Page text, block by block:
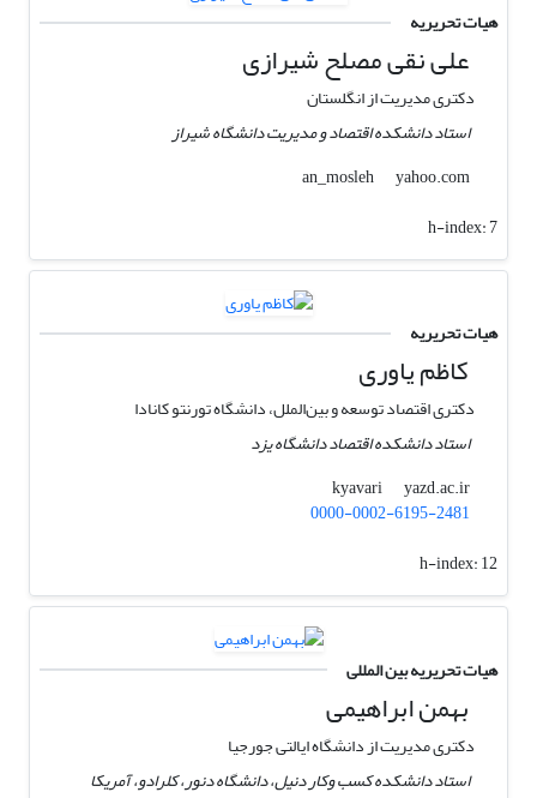
هیات تحریریه
علی نقی مصلح شیرازی
دکتری مدیریت از انگلستان
استاد دانشکده اقتصاد و مدیریت دانشگاه شیراز
an_mosleh
yahoo.com
h-index:7
هیات تحریریه
کاظم یاوری
دکتری اقتصاد توسعه و بین‌الملل، دانشگاه تورنتو کانادا
استاد دانشکده اقتصاد دانشگاه یزد
kyavari
yazd.ac.ir
0000-0002-6195-2481
h-index:12
هیات تحریریه بین المللی
بهمن ابراهیمی
دکتری مدیریت از دانشگاه ایالتی جورجیا
استاد دانشکده کسب وکار دنیل، دانشگاه دنور، کلرادو، آمریکا